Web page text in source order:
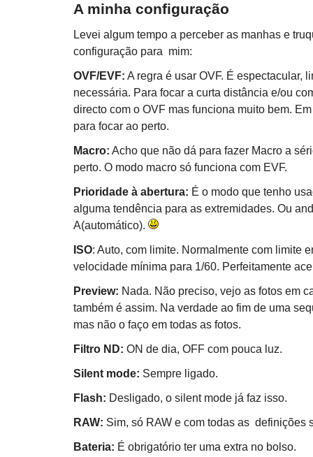
A minha configuração
Levei algum tempo a perceber as manhas e
configuração para mim:
OVF/EVF: A regra é usar OVF. É espectacular,
necessária. Para focar a curta distância e/ou
directo com o OVF mas funciona muito bem.
para focar ao perto.
Macro: Acho que não dá para fazer Macro a
perto. O modo macro só funciona com EVF.
Prioridade à abertura: É o modo que tenho
alguma tendência para as extremidades. Ou
A(automático).
ISO: Auto, com limite. Normalmente com limite
velocidade mínima para 1/60. Perfeitamente
Preview: Nada. Não preciso, vejo as fotos em
também é assim. Na verdade ao fim de uma
mas não o faço em todas as fotos.
Filtro ND: ON de dia, OFF com pouca luz.
Silent mode: Sempre ligado.
Flash: Desligado, o silent mode já faz isso.
RAW: Sim, só RAW e com todas as definições
Bateria: É obrigatório ter uma extra no bolso.